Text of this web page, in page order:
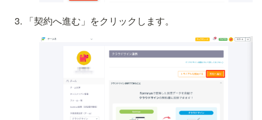
「契約へ進む」をクリックします。